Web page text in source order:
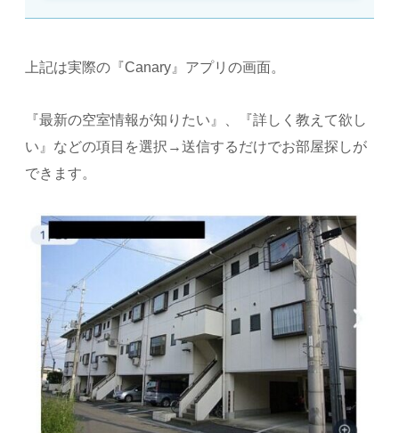
上記は実際の『Canary』アプリの画面。
『最新の空室情報が知りたい』、『詳しく教えて欲し
い』などの項目を選択→送信するだけでお部屋探しが
できます。